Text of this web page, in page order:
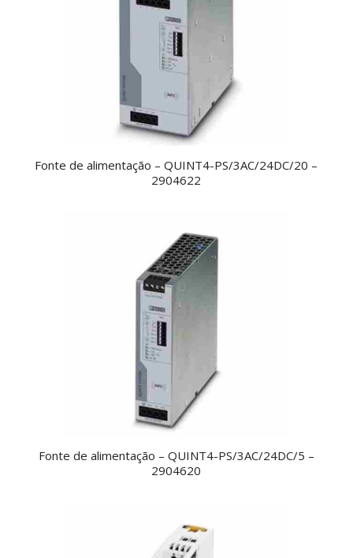
Fonte de alimentação – QUINT4-PS/3AC/24DC/20 –
2904622
Fonte de alimentação – QUINT4-PS/3AC/24DC/5 –
2904620